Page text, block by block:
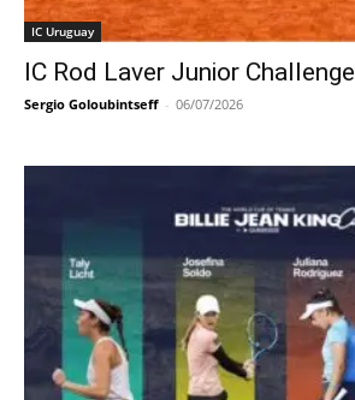
IC Uruguay
IC Rod Laver Junior Challenge
Sergio Goloubintseff - 06/07/2026